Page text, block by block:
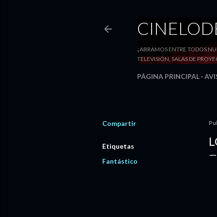
¡ABRAMOS ENTRE TODOS
TELEVISIÓN, SALAS DE
PÁGINA PRINCIPAL
Compartir
Etiquetas
Fantástico